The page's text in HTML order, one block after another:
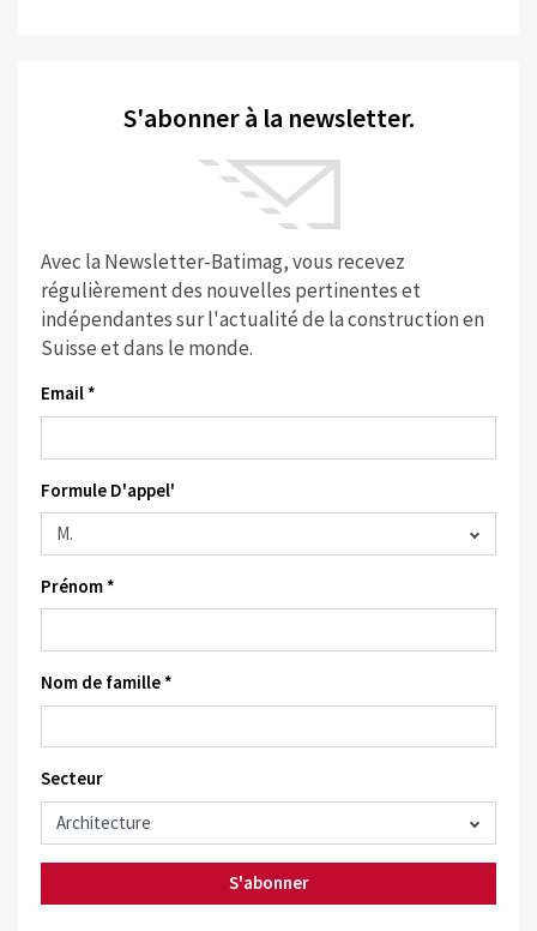
S'abonner à la newsletter.
Avec la Newsletter-Batimag, vous recevez
régulièrement des nouvelles pertinentes et
indépendantes sur l'actualité de la construction en
Suisse et dans le monde.
Email *
Formule D'appel'
Prénom *
Nom de famille *
Secteur
S'abonner